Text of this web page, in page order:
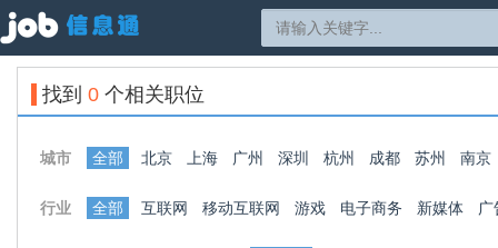
找到 0 个相关职位
城市 全部 北京 上海 广州 深圳 杭州 成都 苏州 南京
行业 全部 互联网 移动互联网 游戏 电子商务 新媒体 广